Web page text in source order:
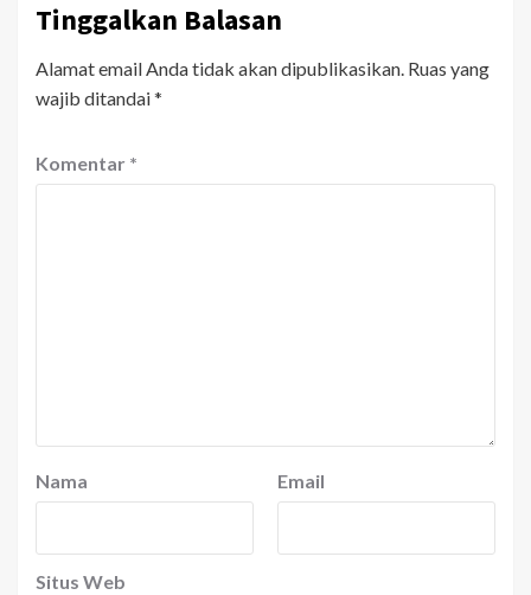
Tinggalkan Balasan
Alamat email Anda tidak akan dipublikasikan. Ruas yang
wajib ditandai*
Komentar *
Nama Email
Situs Web